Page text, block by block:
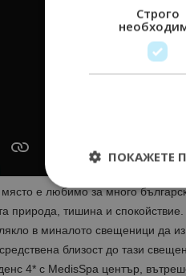
е любимо за много
природа, тишина и
в миналото свещеници да
близост до тази
4* с MedisSpa център,
Строго
ПОКАЖЕТЕ
Строго
управление на